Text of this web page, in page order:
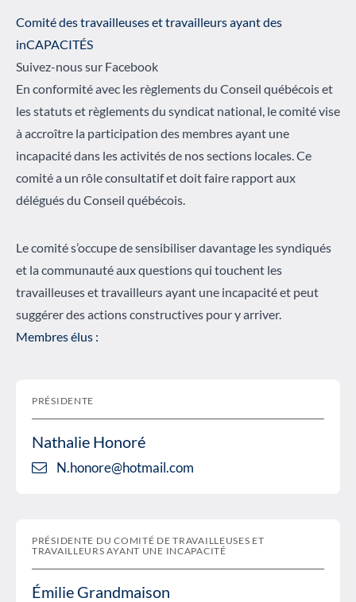
Comité des travailleuses et travailleurs ayant des
inCAPACITÉS
Suivez-nous sur Facebook
En conformité avec les règlements du Conseil québécois et
les statuts et règlements du syndicat national, le comité vise
à accroître la participation des membres ayant une
incapacité dans les activités de nos sections locales. Ce
comité a un rôle consultatif et doit faire rapport aux
délégués du Conseil québécois.
Le comité s’occupe de sensibiliser davantage les syndiqués
et la communauté aux questions qui touchent les
travailleuses et travailleurs ayant une incapacité et peut
suggérer des actions constructives pour y arriver.
Membres élus :
PRÉSIDENTE
Nathalie Honoré
N.honore@hotmail.com
PRÉSIDENTE DU COMITÉ DE TRAVAILLEUSES ET
TRAVAILLEURS AYANT UNE INCAPACITÉ
Émilie Grandmaison